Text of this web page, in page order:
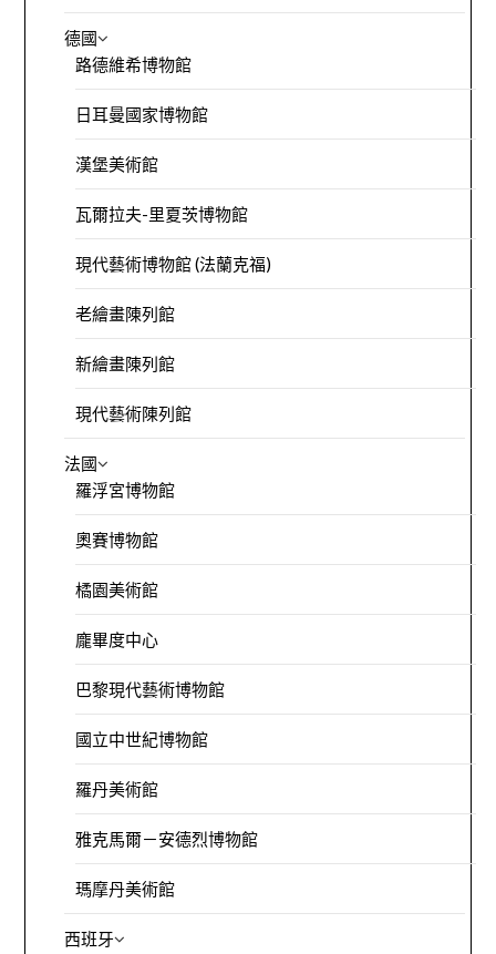
德國
路德維希博物館
日耳曼國家博物館
漢堡美術館
瓦爾拉夫-里夏茨博物館
現代藝術博物館 (法蘭克福)
老繪畫陳列館
新繪畫陳列館
現代藝術陳列館
法國
羅浮宮博物館
奧賽博物館
橘園美術館
龐畢度中心
巴黎現代藝術博物館
國立中世紀博物館
羅丹美術館
雅克馬爾－安德烈博物館
瑪摩丹美術館
西班牙